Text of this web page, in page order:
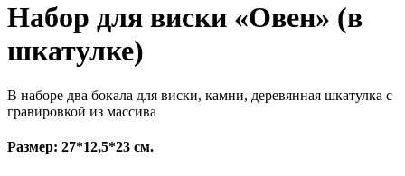
Набор для виски «Овен» (в
шкатулке)
В наборе два бокала для виски, камни, деревянная шкатулка с
гравировкой из массива
Размер: 27*12,5*23 см.